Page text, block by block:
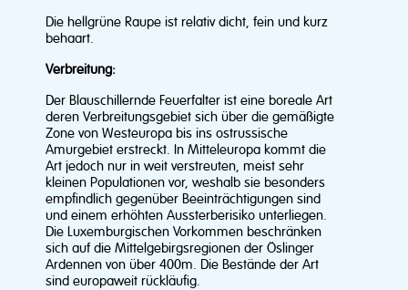
Die hellgrüne Raupe ist relativ dicht, fein und kurz
behaart.
Verbreitung:
Der Blauschillernde Feuerfalter ist eine boreale Art
deren Verbreitungsgebiet sich über die gemäßigte
Zone von Westeuropa bis ins ostrussische
Amurgebiet erstreckt. In Mitteleuropa kommt die
Art jedoch nur in weit verstreuten, meist sehr
kleinen Populationen vor, weshalb sie besonders
empfindlich gegenüber Beeinträchtigungen sind
und einem erhöhten Aussterberisiko unterliegen.
Die Luxemburgischen Vorkommen beschränken
sich auf die Mittelgebirgsregionen der Öslinger
Ardennen von über 400m. Die Bestände der Art
sind europaweit rückläufig.